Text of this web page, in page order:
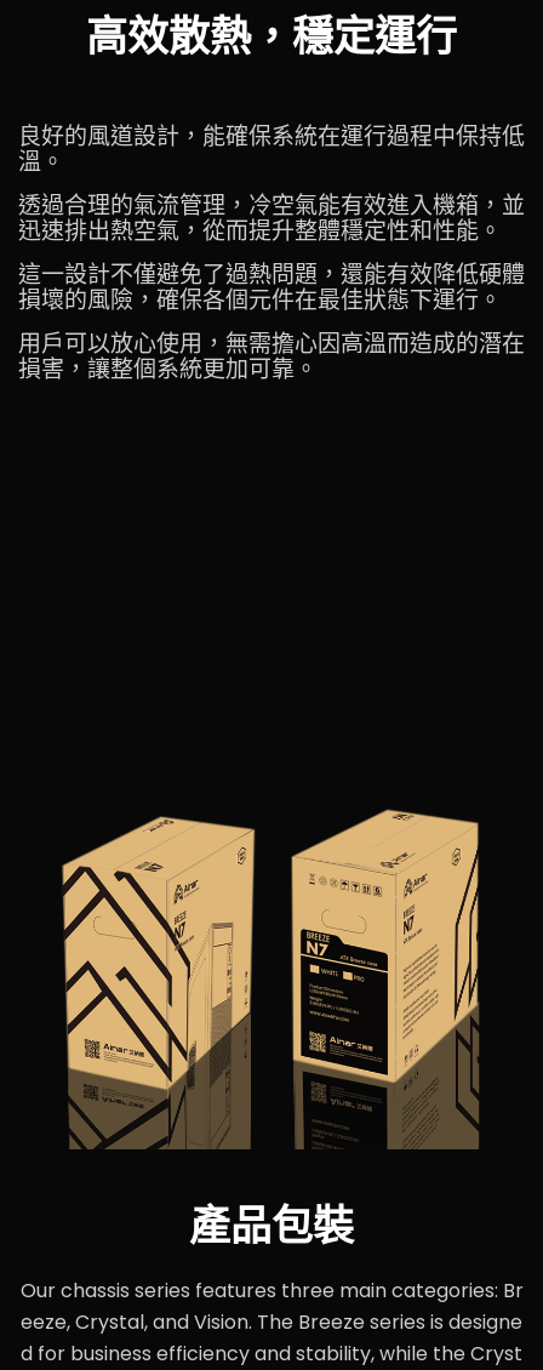
高效散熱，穩定運行
良好的風道設計，能確保系統在運行過程中保持低
溫。
透過合理的氣流管理，冷空氣能有效進入機箱，並
迅速排出熱空氣，從而提升整體穩定性和性能。
這一設計不僅避免了過熱問題，還能有效降低硬體
損壞的風險，確保各個元件在最佳狀態下運行。
用戶可以放心使用，無需擔心因高溫而造成的潛在
損害，讓整個系統更加可靠。
產品包裝
Our chassis series features three main categories: Br
eeze, Crystal, and Vision. The Breeze series is designe
d for business efficiency and stability, while the Cryst